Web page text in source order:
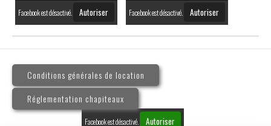
Facebook est désactivé. Autoriser Facebook est désactivé. Autoriser
Conditions générales de location
Réglementation chapiteaux
Facebook est désactivé. Autoriser